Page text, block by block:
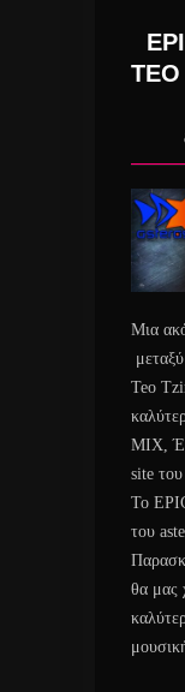
Μια
Teo
MIX,
site
Το
του
θα μας